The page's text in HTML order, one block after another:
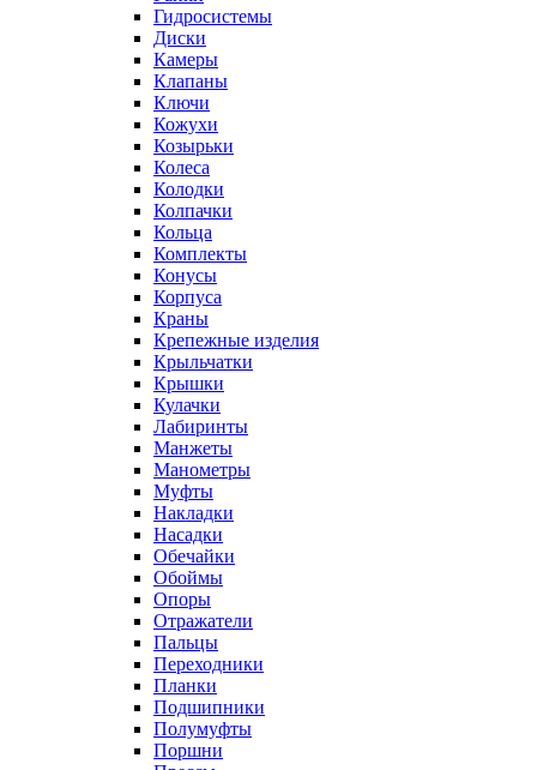
Гидросистемы
Диски
Камеры
Клапаны
Ключи
Кожухи
Козырьки
Колеса
Колодки
Колпачки
Кольца
Комплекты
Конусы
Корпуса
Краны
Крепежные изделия
Крыльчатки
Крышки
Кулачки
Лабиринты
Манжеты
Манометры
Муфты
Накладки
Насадки
Обечайки
Обоймы
Опоры
Отражатели
Пальцы
Переходники
Планки
Подшипники
Полумуфты
Поршни